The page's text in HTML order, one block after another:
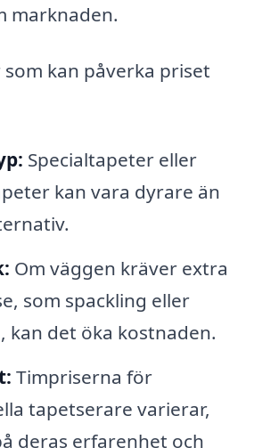
marknaden.
kan påverka priset
Specialtapeter eller
kan vara dyrare än
Om väggen kräver extra
som spackling eller
kan det öka kostnaden.
Timpriserna för
tapetserare varierar,
deras erfarenhet och